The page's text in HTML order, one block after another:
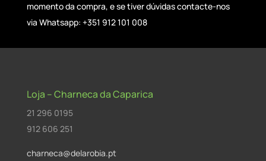
momento da compra, e se tiver dúvidas contacte-nos
via Whatsapp: +351 912 101 008
Loja – Charneca da Caparica
21 296 0195
912 606 251
charneca@delarobia.pt